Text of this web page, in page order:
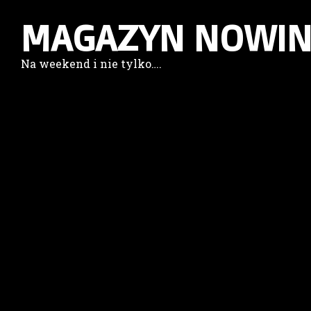
MAGAZYN
Na weekend i nie tylko….